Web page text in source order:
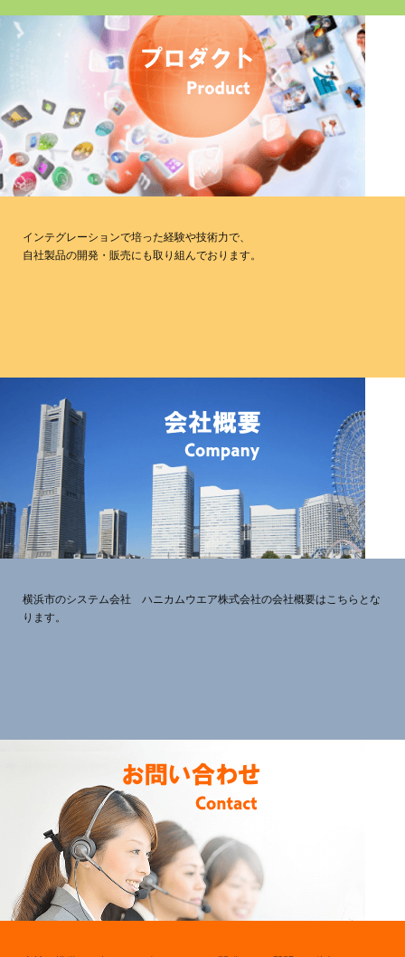
インテグレーションで培った経験や技術力で、
自社製品の開発・販売にも取り組んでおります。
横浜市のシステム会社 ハニカムウエア株式会社の会社概要はこちらとな
ります。